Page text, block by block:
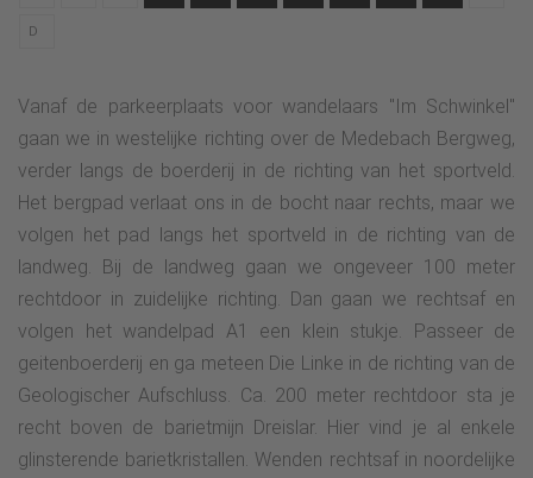
D
Vanaf de parkeerplaats voor wandelaars "Im Schwinkel"
gaan we in westelijke richting over de Medebach Bergweg,
verder langs de boerderij in de richting van het sportveld.
Het bergpad verlaat ons in de bocht naar rechts, maar we
volgen het pad langs het sportveld in de richting van de
landweg. Bij de landweg gaan we ongeveer 100 meter
rechtdoor in zuidelijke richting. Dan gaan we rechtsaf en
volgen het wandelpad A1 een klein stukje. Passeer de
geitenboerderij en ga meteen Die Linke in de richting van de
Geologischer Aufschluss. Ca. 200 meter rechtdoor sta je
recht boven de barietmijn Dreislar. Hier vind je al enkele
glinsterende barietkristallen. Wenden rechtsaf in noordelijke